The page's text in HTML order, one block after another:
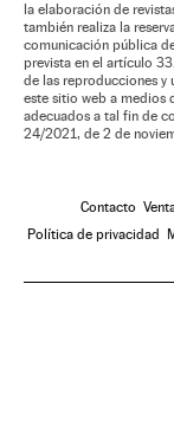
la elaboración de
también realiza la
comunicación pública
prevista en el artículo
de las reproducciones y
este sitio web a medios
adecuados a tal fin de
24/2021, de 2 de
Contacto
Política de privacidad